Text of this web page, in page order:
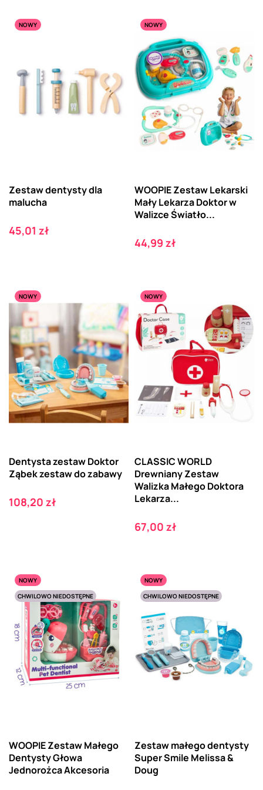
NOWY
Zestaw dentysty dla
malucha
Cena
45,01 zł
NOWY
WOOPIE Zestaw Lekarski
Mały Lekarza Doktor w
Walizce Światło...
Cena
44,99 zł
NOWY
Dentysta zestaw Doktor
Ząbek zestaw do zabawy
Cena
108,20 zł
NOWY
CLASSIC WORLD
Drewniany Zestaw
Walizka Małego Doktora
Lekarza...
Cena
67,00 zł
NOWY
CHWILOWO NIEDOSTĘPNE
WOOPIE Zestaw Małego
Dentysty Głowa
Jednorożca Akcesoria
NOWY
CHWILOWO NIEDOSTĘPNE
Zestaw małego dentysty
Super Smile Melissa &
Doug